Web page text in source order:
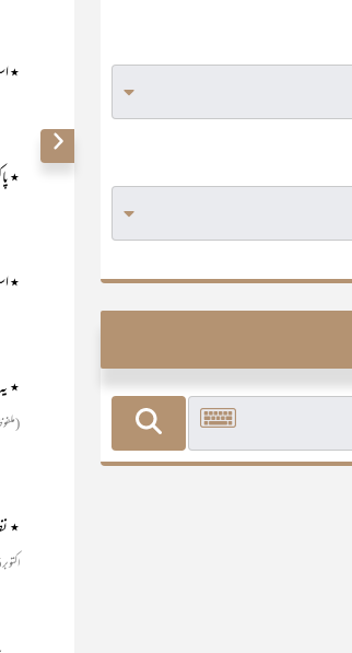
٭
٭
٭
٭
(ملفوظاتِ
٭
اکتوبر 1995ء)